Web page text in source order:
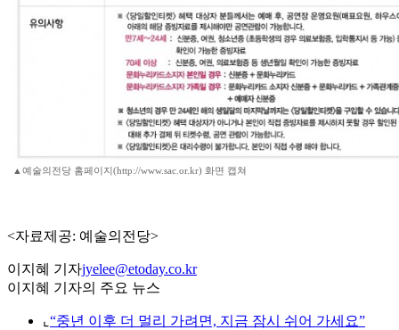
▲예술의전당 홈페이지(http://www.sac.or.kr) 화면 캡쳐
<자료제공: 예술의전당>
이지혜 기자jyelee@etoday.co.kr
이지혜 기자의 주요 뉴스
⌞ “중년 이후 더 멀리 가려면, 지금 잠시 쉬어 가세요”